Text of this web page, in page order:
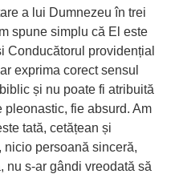
a lui Dumnezeu în trei
spune simplu că El este
Conducătorul providențial
exprima corect sensul
și nu poate fi atribuită
pleonastic, fie absurd. Am
tată, cetățean și
nicio persoană sinceră,
nu s-ar gândi vreodată să